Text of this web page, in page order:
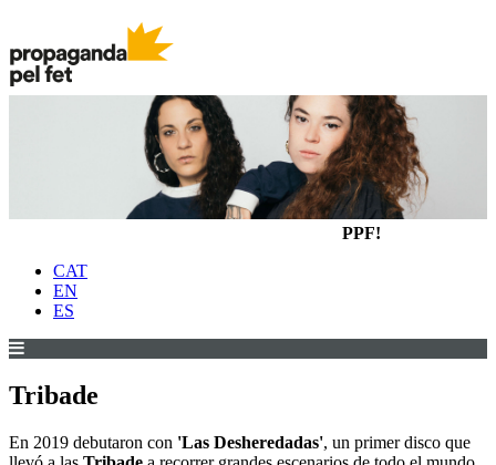
PPF!
CAT
EN
ES
Tribade
En 2019 debutaron con 'Las Desheredadas', un primer disco que